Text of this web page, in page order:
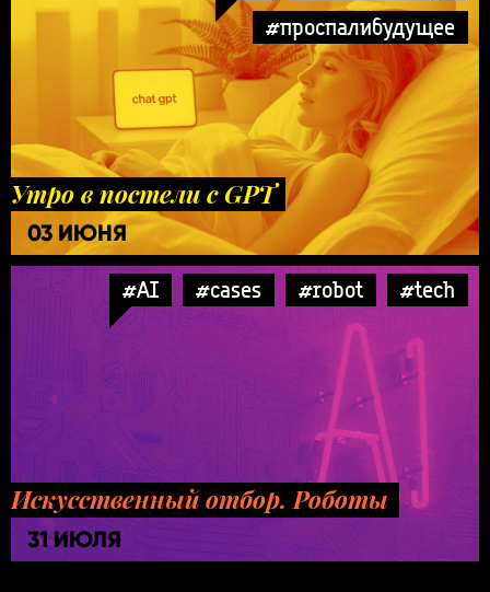
#проспалибудущее
Утро в постели с GPT
03 ИЮНЯ
#AI #cases #robot #tech
Искусственный отбор. Роботы
31 ИЮЛЯ